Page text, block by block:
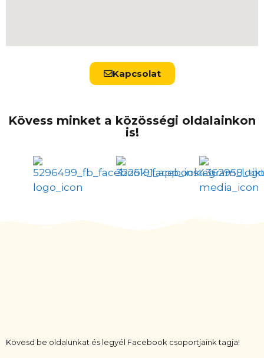
Kapcsolat
Kövess minket a közösségi oldalainkon
is!
Kövesd be oldalunkat és legyél Facebook csoportjaink tagja!